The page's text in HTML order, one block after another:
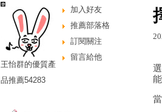
加入好友
推薦部落格
訂閱關注
留言給他
王怡群的優質產
品推薦54283